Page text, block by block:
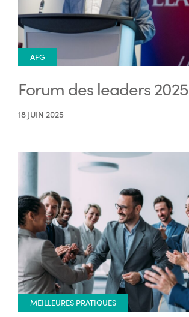
AFG
Forum des leaders 2025
18 JUIN 2025
MEILLEURES PRATIQUES